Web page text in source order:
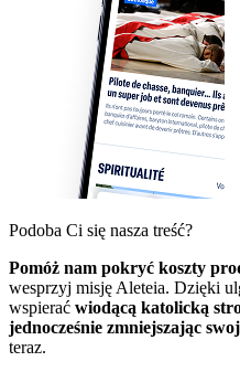
Podoba Ci się nasza treść?
Pomóż nam pokryć koszty
wesprzyj misję Aleteia. Dzięki
wspierać wiodącą katolicką
jednocześnie zmniejszając
teraz.